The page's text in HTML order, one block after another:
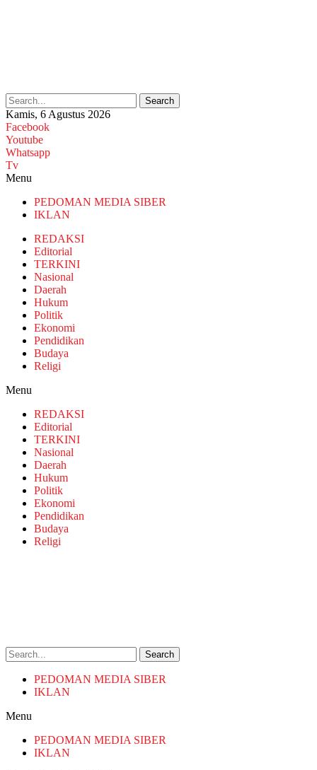
Search
Kamis, 6 Agustus 2026
Facebook
Youtube
Whatsapp
Tv
Menu
PEDOMAN MEDIA SIBER
IKLAN
REDAKSI
Editorial
TERKINI
Nasional
Daerah
Hukum
Politik
Ekonomi
Pendidikan
Budaya
Religi
Menu
REDAKSI
Editorial
TERKINI
Nasional
Daerah
Hukum
Politik
Ekonomi
Pendidikan
Budaya
Religi
Search
PEDOMAN MEDIA SIBER
IKLAN
Menu
PEDOMAN MEDIA SIBER
IKLAN